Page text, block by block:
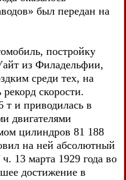
был передан на
постройку
из Филадельфии,
среди тех, на
скорости.
т и приводилась в
двигателями
цилиндров 81 188
на ней абсолютный
13 марта 1929 года во
достижение в